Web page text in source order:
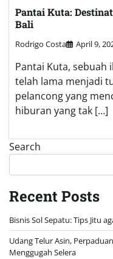
Pantai Kuta:
Bali
Rodrigo Costa April 9,
Pantai Kuta, sebuah
telah lama menjadi
pelancong yang
hiburan yang tak […]
Search
Recent Posts
Bisnis Sol Sepatu: Tips Jitu
Udang Telur Asin,
Menggugah Selera